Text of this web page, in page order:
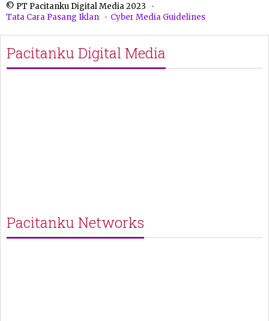
© PT Pacitanku Digital Media 2023
Tata Cara Pasang Iklan
Cyber Media Guidelines
Pacitanku Digital Media
Pacitanku Networks